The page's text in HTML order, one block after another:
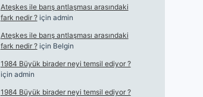
Ateşkes ile barış antlaşması arasındaki
fark nedir ?için admin
Ateşkes ile barış antlaşması arasındaki
fark nedir ?için Belgin
1984 Büyük birader neyi temsil ediyor ?
için admin
1984 Büyük birader neyi temsil ediyor ?